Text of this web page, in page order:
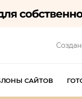
САЙТОВ